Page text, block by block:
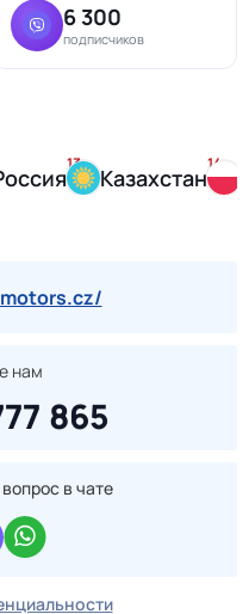
6 300
подписчиков
13
Казахстан
14
нам
865
в чате